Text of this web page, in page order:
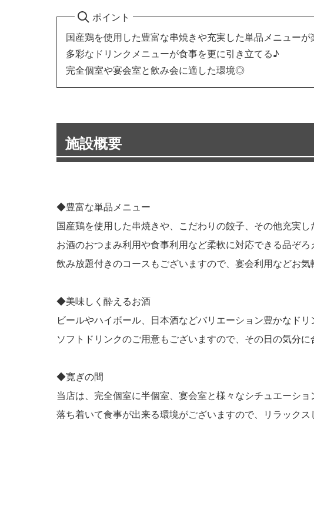
ポイント
国産鶏を使用した豊富な串焼きや充実した単品メニューが
多彩なドリンクメニューが食事を更に引き立てる♪
完全個室や宴会室と飲み会に適した環境◎
施設概要
◆豊富な単品メニュー
国産鶏を使用した串焼きや、こだわりの餃子、その他充実し
お酒のおつまみ利用や食事利用など柔軟に対応できる品ぞ
飲み放題付きのコースもございますので、宴会利用などお気
◆美味しく酔えるお酒
ビールやハイボール、日本酒などバリエーション豊かなドリ
ソフトドリンクのご用意もございますので、その日の気分
◆寛ぎの間
当店は、完全個室に半個室、宴会室と様々なシチュエーシ
落ち着いて食事が出来る環境がございますので、リラックス